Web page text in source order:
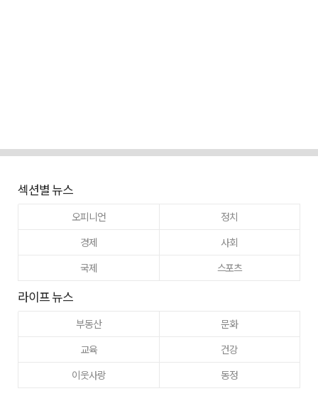
섹션별 뉴스
오피니언
정치
경제
사회
국제
스포츠
라이프 뉴스
부동산
문화
교육
건강
이웃사랑
동정